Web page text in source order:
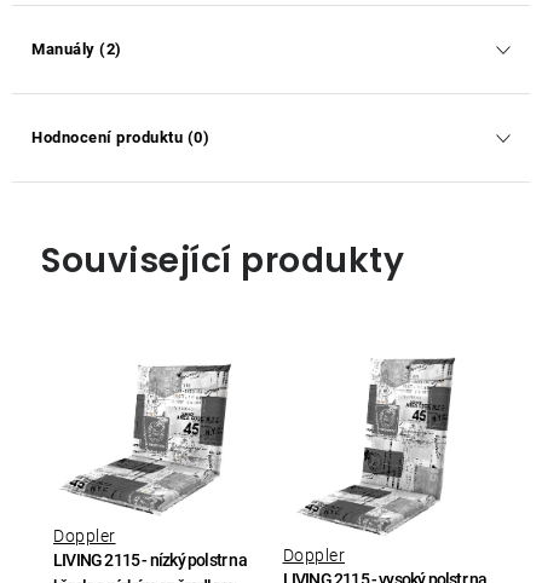
Manuály (2)
Hodnocení produktu (0)
Související produkty
LIVING 2115 - nízký polstr na
Doppler
LIVING 2115 - vysoký polstr na
Doppler